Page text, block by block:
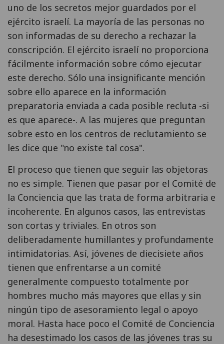
uno de los secretos mejor guardados por el
ejército israelí. La mayoría de las personas no
son informadas de su derecho a rechazar la
conscripción. El ejército israelí no proporciona
fácilmente información sobre cómo ejecutar
este derecho. Sólo una insignificante mención
sobre ello aparece en la información
preparatoria enviada a cada posible recluta -si
es que aparece-. A las mujeres que preguntan
sobre esto en los centros de reclutamiento se
les dice que "no existe tal cosa".
El proceso que tienen que seguir las objetoras
no es simple. Tienen que pasar por el Comité de
la Conciencia que las trata de forma arbitraria e
incoherente. En algunos casos, las entrevistas
son cortas y triviales. En otros son
deliberadamente humillantes y profundamente
intimidatorias. Así, jóvenes de diecisiete años
tienen que enfrentarse a un comité
generalmente compuesto totalmente por
hombres mucho más mayores que ellas y sin
ningún tipo de asesoramiento legal o apoyo
moral. Hasta hace poco el Comité de Conciencia
ha desestimado los casos de las jóvenes tras su